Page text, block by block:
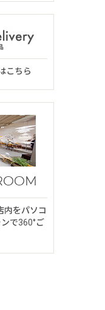
こちら
内をパソコ
ンで360°ご